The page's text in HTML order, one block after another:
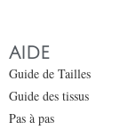
AIDE
Guide de Tailles
Guide des tissus
Pas à pas